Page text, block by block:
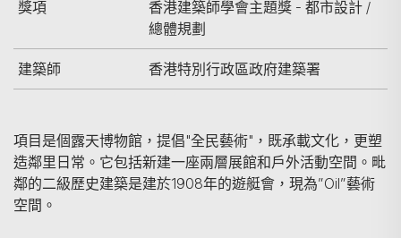
獎項
香港建築師學會主題獎 - 都市設計 /
總體規劃
建築師 香港特別行政區政府建築署
項目是個露天博物館，提倡"全民藝術"，既承載文化，更塑
造鄰里日常。它包括新建一座兩層展館和戶外活動空間。毗
鄰的二級歷史建築是建於1908年的遊艇會，現為”Oil”藝術
空間。